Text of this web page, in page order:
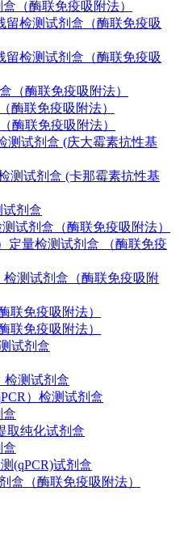
（酶联免疫吸附法）
留检测试剂盒（酶联免疫吸
留检测试剂盒（酶联免疫吸
（酶联免疫吸附法）
酶联免疫吸附法）
酶联免疫吸附法）
测试剂盒 (庆大霉素抗性基
测试剂盒 (卡那霉素抗性基
试剂盒
试剂盒（酶联免疫吸附法）
定量检测试剂盒 （酶联免疫
测试剂盒（酶联免疫吸附
联免疫吸附法）
联免疫吸附法）
试剂盒
检测试剂盒
）检测试剂盒
盒
取纯化试剂盒
盒
(qPCR)试剂盒
盒（酶联免疫吸附法）